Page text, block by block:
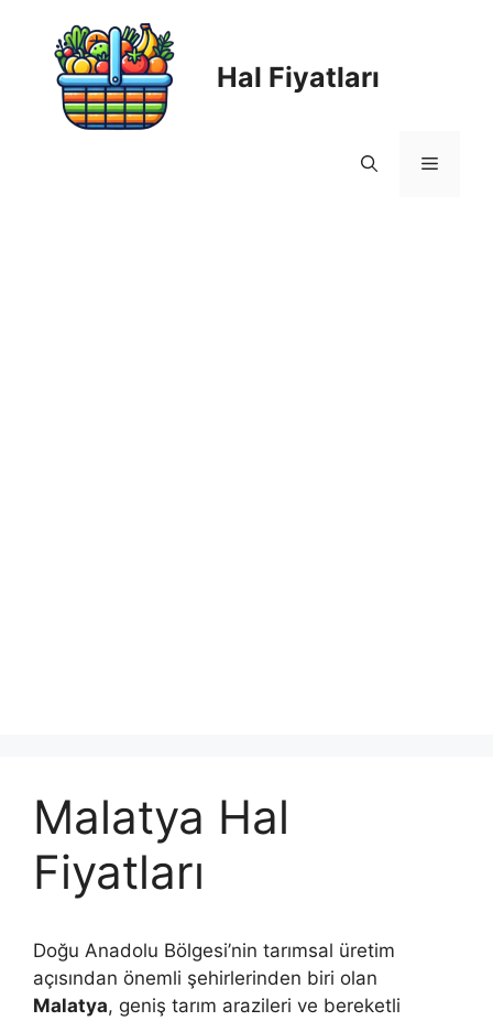
content
Hal Fiyatları
Menu
Malatya Hal
Fiyatları
Doğu Anadolu Bölgesi’nin tarımsal üretim
açısından önemli şehirlerinden biri olan
Malatya, geniş tarım arazileri ve bereketli